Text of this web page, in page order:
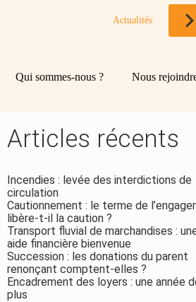
Actualités
Qui sommes-nous ? Nous
Blog
sidebar
Rechercher
Articles récents
Incendies : levée des interdictions de
circulation
Cautionnement : le terme de
libère-t-il la caution ?
Transport fluvial de marchandises :
aide financière bienvenue
Succession : les donations du parent
renonçant comptent-elles ?
Encadrement des loyers : une année
plus